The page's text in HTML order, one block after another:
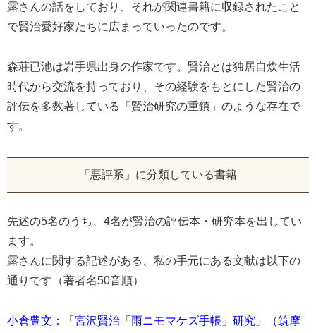
露さんの話をしており、それが関連書籍に収録されたこと
で賢治愛好家たちに広まっていったのです。
森荘已池は岩手県出身の作家です。賢治とは独居自炊生活
時代から交流を持っており、その経験をもとにした賢治の
評伝を多数著している「賢治研究の重鎮」のような存在で
す。
「悪評系」に分類している書籍
先述の5名のうち、4名が賢治の評伝本・研究本を出してい
ます。
露さんに関する記述がある、私の手元にある文献は以下の
通りです（著者名50音順）
小倉豊文：
「宮沢賢治「雨ニモマケズ手帳」研究」（筑摩